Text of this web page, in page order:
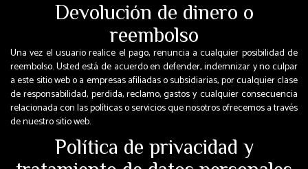
Devolución de dinero o
reembolso
Una vez el usuario realice el pago, renuncia a cualquier posibilidad de
reembolso. Usted está de acuerdo en defender, indemnizar y no culpar
a este sitio web o a empresas afiliadas o subsidiarias, por cualquier clase
de responsabilidad, perdida, reclamo, gastos y cualquier consecuencia
relacionada con las políticas o servicios que nosotros ofrecemos a través
de nuestro sitio web.
Política de privacidad y